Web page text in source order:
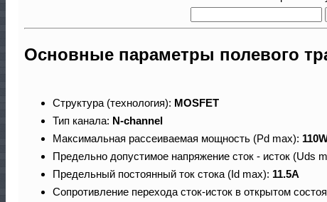
Основные параметры полевого
Структура (технология): MOSFET
Тип канала: N-channel
Максимальная рассеиваемая мощность (Pd max):
Предельно допустимое напряжение сток - исток (Uds
Предельный постоянный ток стока (Id max): 11.5A
Сопротивление перехода сток-исток в открытом